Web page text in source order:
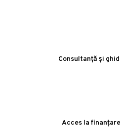
Consultanță și
Acces la